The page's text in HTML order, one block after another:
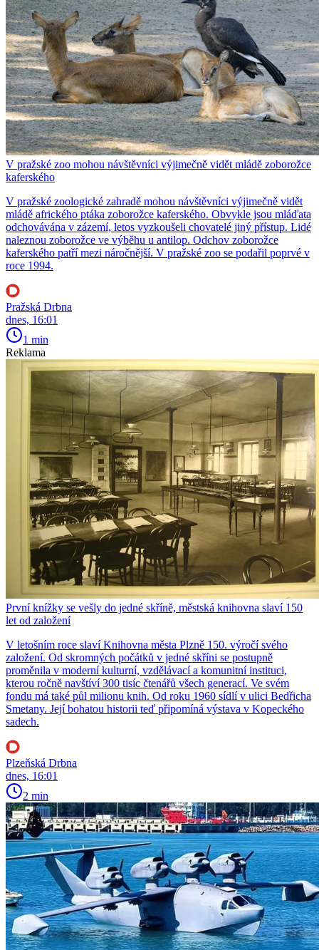
V pražské zoo mohou návštěvníci výjimečně vidět mládě zoborožce
kaferského
V pražské zoologické zahradě mohou návštěvníci výjimečně vidět
mládě afrického ptáka zoborožce kaferského. Obvykle jsou mláďata
odchovávána v zázemí, letos vyzkoušeli chovatelé jiný přístup. Lidé
naleznou zoborožce ve výběhu u antilop. Odchov zoborožce
kaferského patří mezi náročnější. V pražské zoo se podařil poprvé v
roce 1994.
Pražská Drbna
dnes, 16:01
1 min
Reklama
První knížky se vešly do jedné skříně, městská knihovna slaví 150
let od založení
V letošním roce slaví Knihovna města Plzně 150. výročí svého
založení. Od skromných počátků v jedné skříni se postupně
proměnila v moderní kulturní, vzdělávací a komunitní instituci,
kterou ročně navštíví 300 tisíc čtenářů všech generací. Ve svém
fondu má také půl milionu knih. Od roku 1960 sídlí v ulici Bedřicha
Smetany. Její bohatou historii teď připomíná výstava v Kopeckého
sadech.
Plzeňská Drbna
dnes, 16:01
2 min